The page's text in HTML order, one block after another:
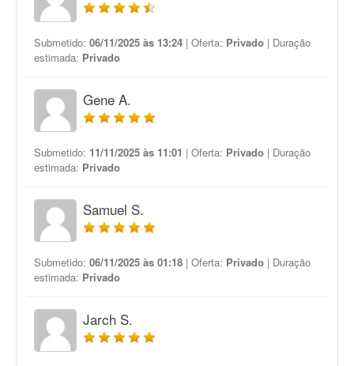
Submetido: 06/11/2025 às 13:24 | Oferta: Privado | Duração
estimada: Privado
Gene A.
Submetido: 11/11/2025 às 11:01 | Oferta: Privado | Duração
estimada: Privado
Samuel S.
Submetido: 06/11/2025 às 01:18 | Oferta: Privado | Duração
estimada: Privado
Jarch S.